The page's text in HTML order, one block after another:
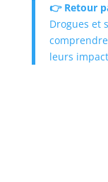
👉 Retour
Drogues et
leurs